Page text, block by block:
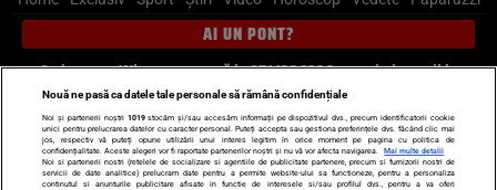
AI UN PONT?
Scrie-ne pe Whatsapp, sună la 0741226226 sau trimite mail la
pont@cancan.ro
Știri interne Știri externe
Politică
Ultimele stiri
Diete Insula Iubirii Dictionar de vise LIFE STYLE
Nouă ne pasă ca datele tale personale să rămână confidențiale
Noi și partenerii noștri 1019stocăm și/sau accesăm informații pe dispozitivul dvs., precum identificatorii cookie
unici pentru prelucrarea datelor cu caracter personal. Puteți accepta sau gestiona preferințele dvs. făcând clic mai
jos, respectiv vă puteți opune utilizării unui interes legitim în orice moment pe pagina cu politica de
confidențialitate. Aceste alegeri vor fi raportate partenerilor noștri și nu vă vor afecta navigarea.
Mai multe detalii
Noi si partenerii nostri (retelele de socializare si agentiile de publicitate partenere, precum si furnizorii nostri de
servicii de date analitice) prelucram date pentru a permite website-ului sa functioneze, pentru a personaliza
continutul si anunturile publicitare afisate in functie de interesele si/sau profilul dvs., pentru a va oferi